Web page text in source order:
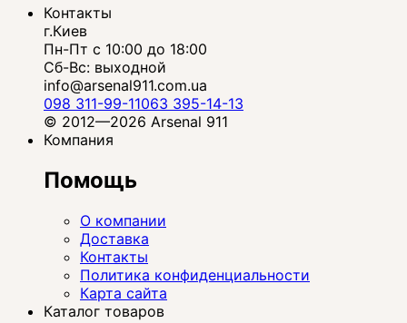
Контакты
г.Киев
Пн-Пт с 10:00 до 18:00
Сб-Вс: выходной
info@arsenal911.com.ua
098 311-99-11063 395-14-13
© 2012—2026 Arsenal 911
Компания
Помощь
О компании
Доставка
Контакты
Политика конфиденциальности
Карта сайта
Каталог товаров